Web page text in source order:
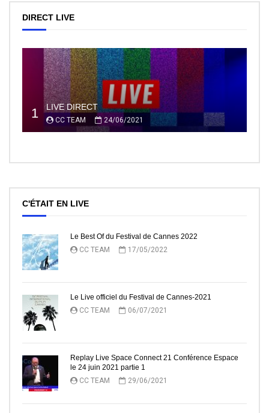
DIRECT LIVE
1 LIVE DIRECT
CC TEAM 24/06/2021
C'ÉTAIT EN LIVE
Le Best Of du Festival de Cannes 2022
CC TEAM
17/05/2022
Le Live officiel du Festival de Cannes-2021
CC TEAM
06/07/2021
Replay Live Space Connect 21 Conférence Espace
le 24 juin 2021 partie 1
CC TEAM
29/06/2021